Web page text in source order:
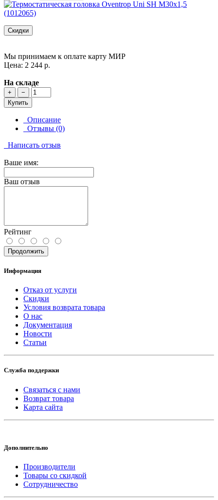
Скидки
Мы принимаем к оплате карту МИР
Цена: 2 244 р.
На складе
+
−
Купить
Описание
Отзывы (0)
Написать отзыв
Ваше имя:
Ваш отзыв
Рейтинг
Продолжить
Информация
Отказ от услуги
Скидки
Условия возврата товара
О нас
Документация
Новости
Статьи
Служба поддержки
Связаться с нами
Возврат товара
Карта сайта
Дополнительно
Производители
Товары со скидкой
Сотрудничество